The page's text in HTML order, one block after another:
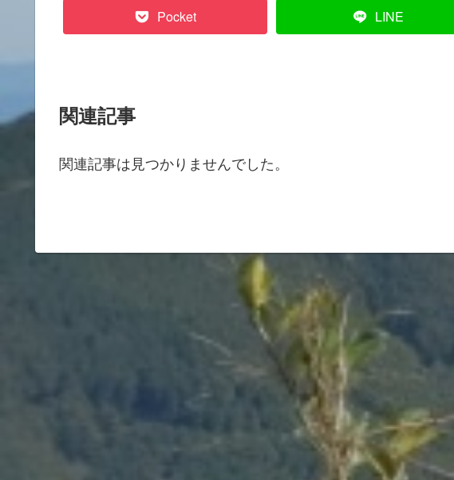
Pocket LINE
関連記事
関連記事は見つかりませんでした。